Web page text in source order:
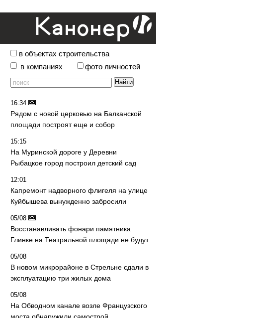
в объектах строительства
в компаниях
фото личностей
16:34
Рядом с новой церковью на Балканской
площади построят еще и собор
15:15
На Муринской дороге у Деревни
Рыбацкое город построил детский сад
12:01
Капремонт надворного флигеля на улице
Куйбышева вынужденно забросили
05/08
Восстанавливать фонари памятника
Глинке на Театральной площади не будут
05/08
В новом микрорайоне в Стрельне сдали в
эксплуатацию три жилых дома
05/08
На Обводном канале возле Французского